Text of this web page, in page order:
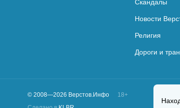
Скандалы
Новости
Религия
Дороги и
© 2008—2026 Верстов.Инфо
18+